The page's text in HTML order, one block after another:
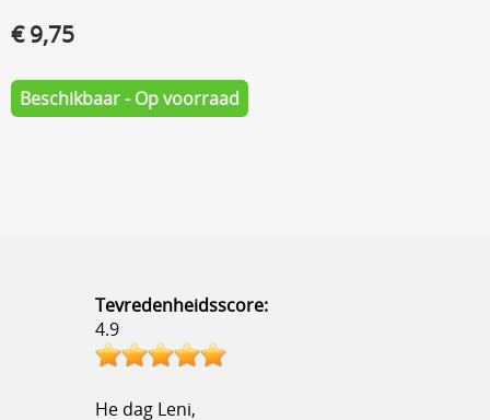
Tevredenheidsscore:
4.9
He dag Leni,
€ 9,75
Beschikbaar - Op voorraad